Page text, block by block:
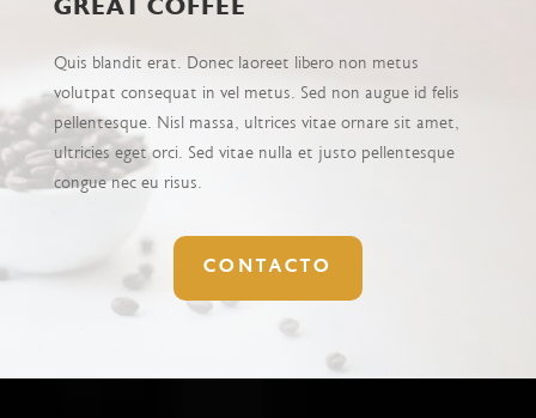
GREAT COFFEE
Quis blandit erat. Donec laoreet libero non metus
volutpat consequat in vel metus. Sed non augue id felis
pellentesque. Nisl massa, ultrices vitae ornare sit amet,
ultricies eget orci. Sed vitae nulla et justo pellentesque
congue nec eu risus.
CONTACTO